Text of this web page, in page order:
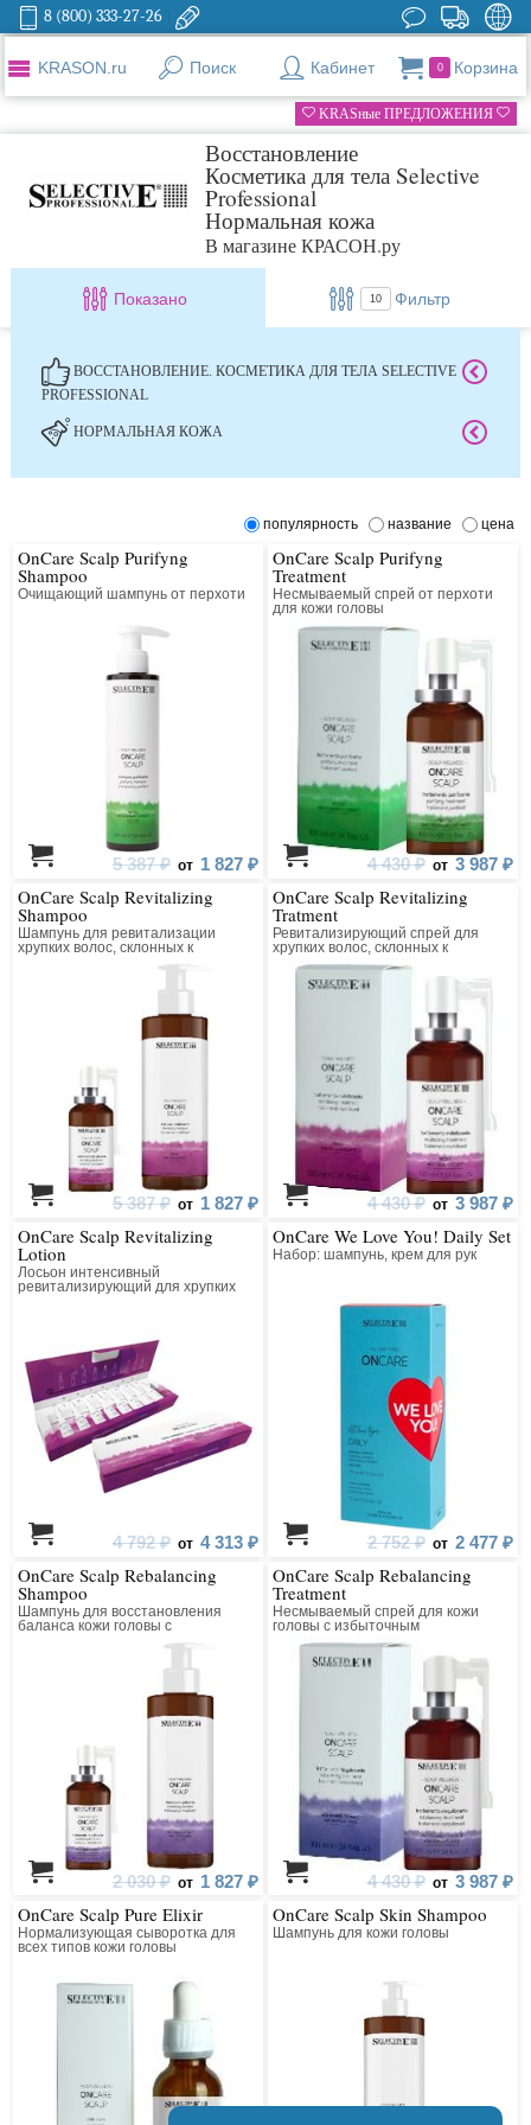
8 (800) 333-27-26
KRASON.ru Поиск Кабинет 0 Корзина
KRASные ПРЕДЛОЖЕНИЯ
Восстановление
Косметика для тела Selective
Professional
Нормальная кожа
В магазине КРАСОН.ру
Показано 10 Фильтр
ВОССТАНОВЛЕНИЕ. КОСМЕТИКА ДЛЯ ТЕЛА SELECTIVE
PROFESSIONAL
НОРМАЛЬНАЯ КОЖА
популярность название цена
OnCare Scalp Purifyng
Shampoo
Очищающий шампунь от перхоти
5 387 ₽ от 1 827 ₽
OnCare Scalp Purifyng
Treatment
Несмываемый спрей от перхоти
для кожи головы
4 430 ₽ от 3 987 ₽
OnCare Scalp Revitalizing
Shampoo
Шампунь для ревитализации
хрупких волос, склонных к
5 387 ₽ от 1 827 ₽
OnCare Scalp Revitalizing
Tratment
Ревитализирующий спрей для
хрупких волос, склонных к
выпадению
4 430 ₽ от 3 987 ₽
OnCare Scalp Revitalizing
Lotion
Лосьон интенсивный
ревитализирующий для хрупких
4 792 ₽ от 4 313 ₽
OnCare We Love You! Daily Set
Набор: шампунь, крем для рук
2 752 ₽ от 2 477 ₽
OnCare Scalp Rebalancing
Shampoo
Шампунь для восстановления
баланса кожи головы с
избыточным образованием
2 030 ₽ от 1 827 ₽
OnCare Scalp Rebalancing
Treatment
Несмываемый спрей для кожи
головы с избыточным
образованием кожного сала
4 430 ₽ от 3 987 ₽
OnCare Scalp Pure Elixir
Нормализующая сыворотка для
всех типов кожи головы
OnCare Scalp Skin Shampoo
Шампунь для кожи головы